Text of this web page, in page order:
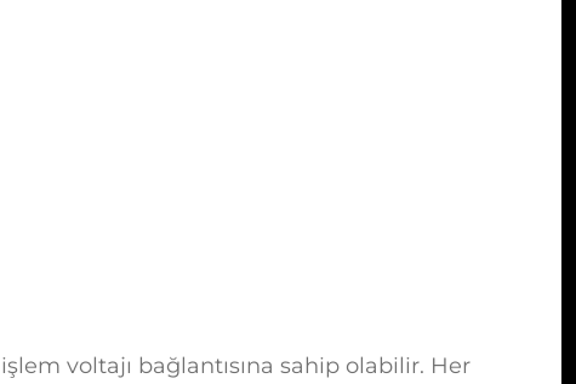
voltajı bağlantısına sahip olabilir. Her